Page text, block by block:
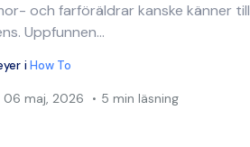
och farföräldrar kanske känner till
Uppfunnen...
iHow To
06 maj, 2026 5 min läsning